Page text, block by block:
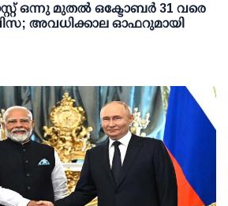
ഒന്നു മുതല്‍ ഒക്ടോബര്‍ 31 വരെ